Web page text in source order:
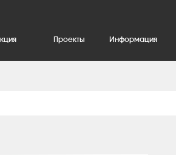
Проекты Информация